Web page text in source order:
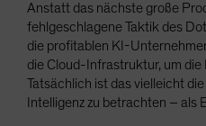
Anstatt das nächste große
fehlgeschlagene Taktik des
die profitablen KI-
die Cloud-Infrastruktur, um die
Tatsächlich ist das vielleicht
Intelligenz zu betrachten – als